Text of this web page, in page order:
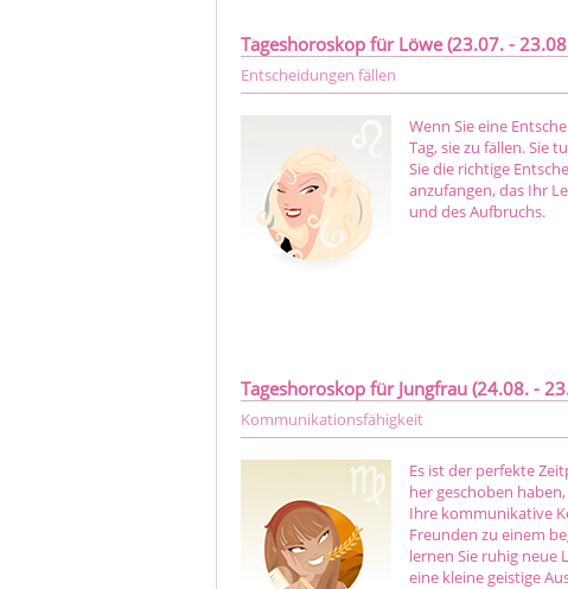
Tageshoroskop für Löwe (23.07. -
Entscheidungen fällen
Wenn Sie eine
Tag, sie zu fällen. Sie
Sie die richtige
anzufangen, das Ihr
und des Aufbruchs.
Tageshoroskop für Jungfrau (24.08. -
Kommunikationsfähigkeit
Es ist der perfekte
her geschoben
Ihre kommunikative
Freunden zu einem
lernen Sie ruhig neue
eine kleine geistige